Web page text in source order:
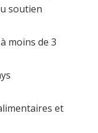
soutien
moins de 3
et